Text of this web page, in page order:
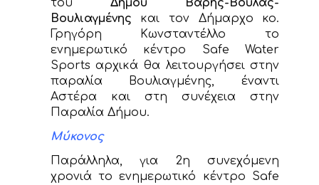
του Δήμου Βάρης-Βούλας-
Βουλιαγμένης και τον Δήμαρχο κο.
Γρηγόρη Κωνσταντέλλο το
ενημερωτικό κέντρο Safe Water
Sports αρχικά θα λειτουργήσει στην
παραλία Βουλιαγμένης, έναντι
Αστέρα και στη συνέχεια στην
Παραλία Δήμου.
Μύκονος
Παράλληλα, για 2η συνεχόμενη
χρονιά το ενημερωτικό κέντρο Safe